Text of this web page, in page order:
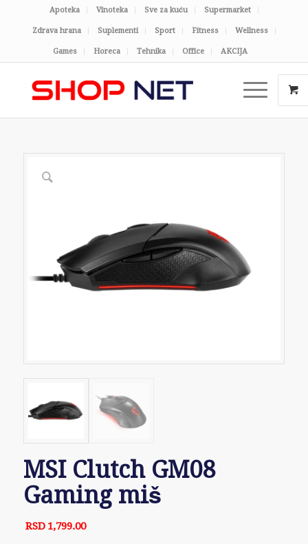
Apoteka Vinoteka Sve za kuću Supermarket
Zdrava hrana Suplementi Sport Fitness Wellness
Games Horeca Tehnika Office AKCIJA
MSI Clutch GM08
Gaming miš
RSD 1,799.00